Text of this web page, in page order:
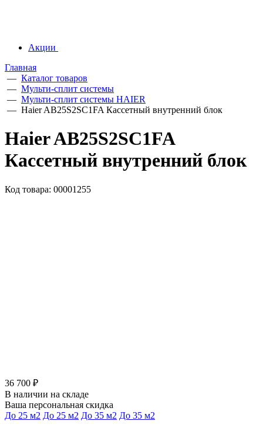
Акции
Главная
— Каталог товаров
— Мульти-сплит системы
— Мульти-сплит системы HAIER
— Haier AB25S2SC1FA Кассетный внутренний блок
Haier AB25S2SC1FA
Кассетный внутренний блок
Код товара: 00001255
36 700 ₽
В наличии на складе
Ваша персональная скидка
До 25 м2 До 25 м2 До 35 м2 До 35 м2